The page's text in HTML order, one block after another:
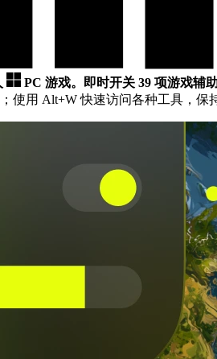
PC 游戏。 即时开关 39 项游戏辅
使用 Alt+W 快速访问各种工具，保